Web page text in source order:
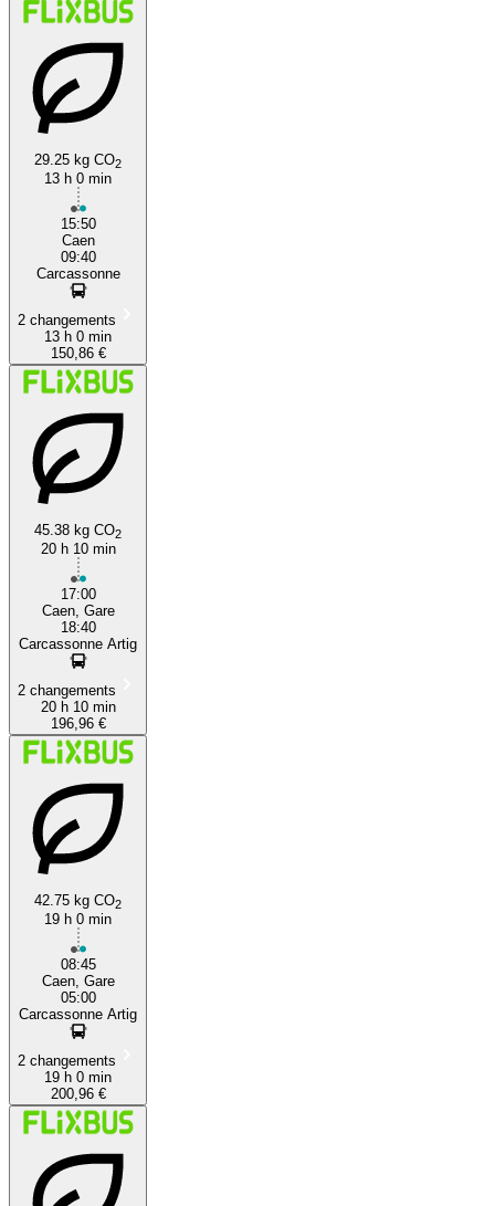
29.25 kg CO2
13 h 0 min
15:50
Caen
09:40
Carcassonne
2 changements
13 h 0 min
150,86 €
45.38 kg CO2
20 h 10 min
17:00
Caen, Gare
18:40
Carcassonne Artig
2 changements
20 h 10 min
196,96 €
42.75 kg CO2
19 h 0 min
08:45
Caen, Gare
05:00
Carcassonne Artig
2 changements
19 h 0 min
200,96 €